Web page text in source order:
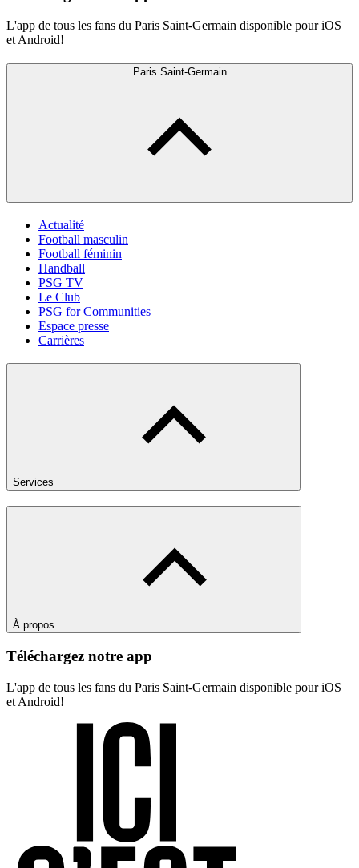
L'app de tous les fans du Paris Saint-Germain disponible pour iOS
et Android!
Paris Saint-Germain
Actualité
Football masculin
Football féminin
Handball
PSG TV
Le Club
PSG for Communities
Espace presse
Carrières
Services
À propos
Téléchargez notre app
L'app de tous les fans du Paris Saint-Germain disponible pour iOS
et Android!